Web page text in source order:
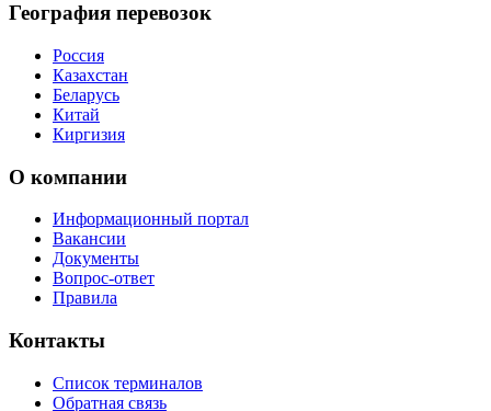
География перевозок
Россия
Казахстан
Беларусь
Китай
Киргизия
О компании
Информационный портал
Вакансии
Документы
Вопрос-ответ
Правила
Контакты
Список терминалов
Обратная связь